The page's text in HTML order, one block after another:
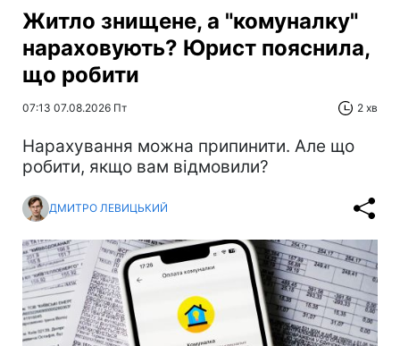
Житло знищене, а "комуналку"
нараховують? Юрист пояснила,
що робити
07:13 07.08.2026 Пт 2 хв
Нарахування можна припинити. Але що
робити, якщо вам відмовили?
ДМИТРО ЛЕВИЦЬКИЙ